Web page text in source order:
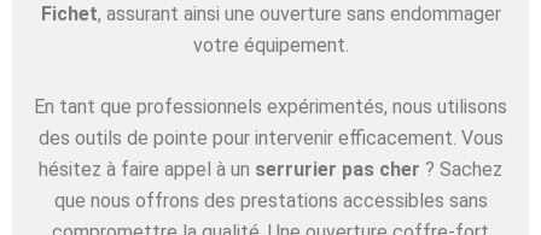
Fichet, assurant ainsi une ouverture sans endommager
votre équipement.
En tant que professionnels expérimentés, nous utilisons
des outils de pointe pour intervenir efficacement. Vous
hésitez à faire appel à un serrurier pas cher ? Sachez
que nous offrons des prestations accessibles sans